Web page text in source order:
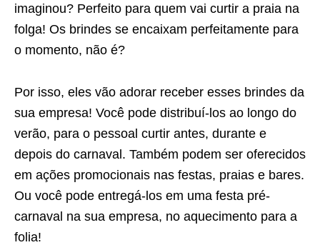
imaginou? Perfeito para quem vai curtir a praia na
folga! Os brindes se encaixam perfeitamente para
o momento, não é?
Por isso, eles vão adorar receber esses brindes da
sua empresa! Você pode distribuí-los ao longo do
verão, para o pessoal curtir antes, durante e
depois do carnaval. Também podem ser oferecidos
em ações promocionais nas festas, praias e bares.
Ou você pode entregá-los em uma festa pré-
carnaval na sua empresa, no aquecimento para a
folia!